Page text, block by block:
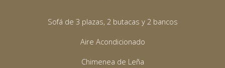
Sofá de 3 plazas, 2 butacas y 2 bancos
Aire Acondicionado
Chimenea de Leña